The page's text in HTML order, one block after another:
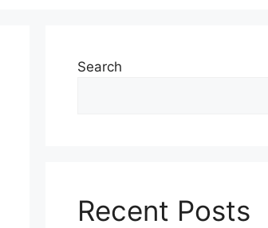
Search
Recent Posts